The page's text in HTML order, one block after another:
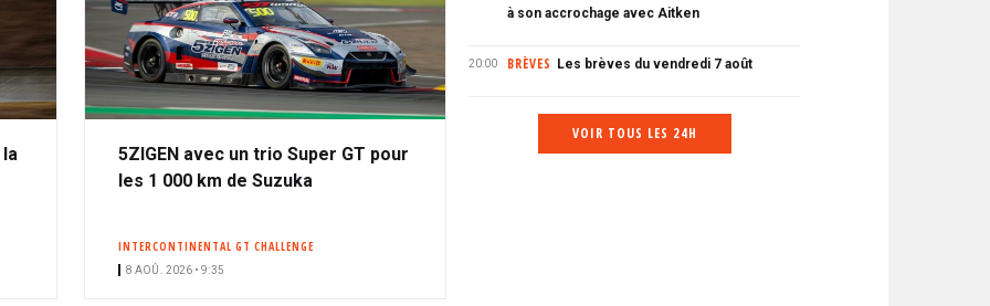
5ZIGEN avec un trio Super GT pour
les 1 000 km de Suzuka
INTERCONTINENTAL GT CHALLENGE
8 AOÛ. 2026 • 9:35
à son accrochage avec Aitken
20:00 BRÈVES Les brèves du vendredi 7 août
VOIR TOUS LES 24H